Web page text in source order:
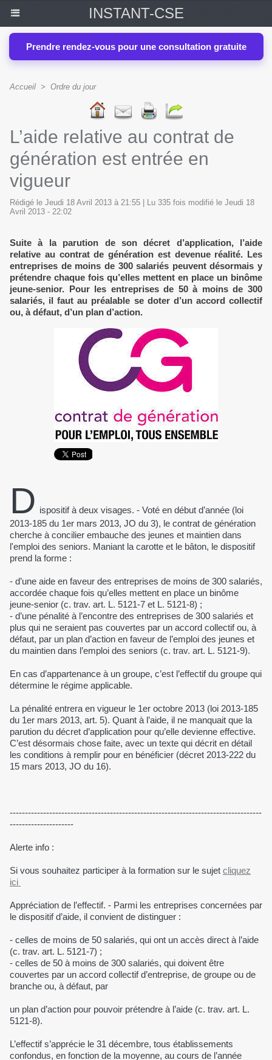
INSTANT-CSE
Prendre rendez-vous pour une consultation gratuite
Accueil > Ordre du jour
L’aide relative au contrat de
génération est entrée en
vigueur
Rédigé le Jeudi 18 Avril 2013 à 21:55 | Lu 335 fois modifié le Jeudi 18
Avril 2013 - 22:02
Suite à la parution de son décret d’application, l’aide
relative au contrat de génération est devenue réalité. Les
entreprises de moins de 300 salariés peuvent désormais y
prétendre chaque fois qu’elles mettent en place un binôme
jeune-senior. Pour les entreprises de 50 à moins de 300
salariés, il faut au préalable se doter d’un accord collectif
ou, à défaut, d’un plan d’action.
D ispositif à deux visages. - Voté en début d’année (loi
2013-185 du 1er mars 2013, JO du 3), le contrat de génération
cherche à concilier embauche des jeunes et maintien dans
l'emploi des seniors. Maniant la carotte et le bâton, le dispositif
prend la forme :
- d’une aide en faveur des entreprises de moins de 300 salariés,
accordée chaque fois qu’elles mettent en place un binôme
jeune-senior (c. trav. art. L. 5121-7 et L. 5121-8) ;
- d’une pénalité à l’encontre des entreprises de 300 salariés et
plus qui ne seraient pas couvertes par un accord collectif ou, à
défaut, par un plan d’action en faveur de l’emploi des jeunes et
du maintien dans l’emploi des seniors (c. trav. art. L. 5121-9).
En cas d’appartenance à un groupe, c’est l’effectif du groupe qui
détermine le régime applicable.
La pénalité entrera en vigueur le 1er octobre 2013 (loi 2013-185
du 1er mars 2013, art. 5). Quant à l’aide, il ne manquait que la
parution du décret d’application pour qu’elle devienne effective.
C’est désormais chose faite, avec un texte qui décrit en détail
les conditions à remplir pour en bénéficier (décret 2013-222 du
15 mars 2013, JO du 16).
-----------------------------------------------------------------------------------
---------------------
Alerte info :
Si vous souhaitez participer à la formation sur le sujet cliquez
ici
Appréciation de l’effectif. - Parmi les entreprises concernées par
le dispositif d’aide, il convient de distinguer :
- celles de moins de 50 salariés, qui ont un accès direct à l’aide
(c. trav. art. L. 5121-7) ;
- celles de 50 à moins de 300 salariés, qui doivent être
couvertes par un accord collectif d’entreprise, de groupe ou de
branche ou, à défaut, par
un plan d’action pour pouvoir prétendre à l’aide (c. trav. art. L.
5121-8).
L’effectif s’apprécie le 31 décembre, tous établissements
confondus, en fonction de la moyenne, au cours de l’année